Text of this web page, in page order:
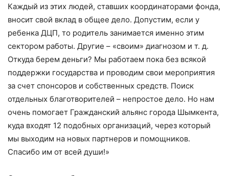
Каждый из этих людей, ставших координаторами фонда,
вносит свой вклад в общее дело. Допустим, если у
ребенка ДЦП, то родитель занимается именно этим
сектором работы. Другие – «своим» диагнозом и т. д.
Откуда берем деньги? Мы работаем пока без всякой
поддержки государства и проводим свои мероприятия
за счет спонсоров и собственных средств. Поиск
отдельных благотворителей – непростое дело. Но нам
очень помогает Гражданский альянс города Шымкента,
куда входят 12 подобных организаций, через который
мы выходим на новых партнеров и помощников.
Спасибо им от всей души!»